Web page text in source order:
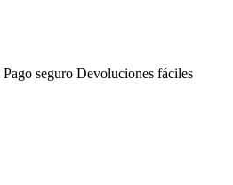
Pago seguro Devoluciones fáciles